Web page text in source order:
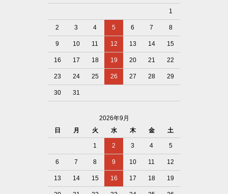
1
2 3 4 5 6 7 8
9 10 11 12 13 14 15
16 17 18 19 20 21 22
23 24 25 26 27 28 29
30 31
2026年9月
日
月 火 水 木 金 土
1 2 3 4 5
6 7 8 9 10 11 12
13 14 15 16 17 18 19